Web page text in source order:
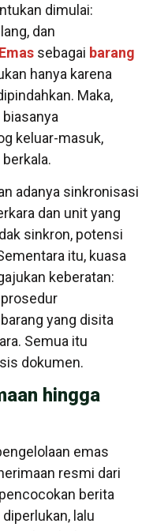
dimulai:
dan
Emas sebagai barang
hanya karena
Maka,
keluar-masuk,
adanya sinkronisasi
dan unit yang
sinkron, potensi
itu, kuasa
keberatan:
yang disita
Semua itu
dokumen.
hingga
emas
resmi dari
berita
lalu